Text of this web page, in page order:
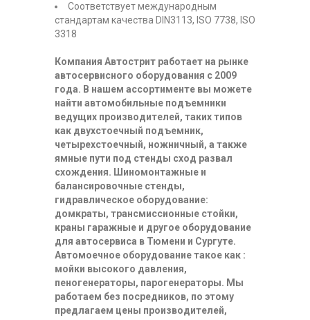
Соответствует международным
стандартам качества DIN3113, ISO 7738, ISO
3318
Компания Автострит работает на рынке
автосервисного оборудования с 2009
года. В нашем ассортименте вы можете
найти автомобильные подъемники
ведущих производителей, таких типов
как двухстоечный подъемник,
четырехстоечный, ножничный, а также
ямные пути под стенды сход развал
схождения. Шиномонтажные и
балансировочные стенды,
гидравлическое оборудование:
домкраты, трансмиссионные стойки,
краны гаражные и другое оборудование
для автосервиса в Тюмени и Сургуте.
Автомоечное оборудование такое как :
мойки высокого давления,
пеногенераторы, парогенераторы. Мы
работаем без посредников, по этому
предлагаем цены производителей,